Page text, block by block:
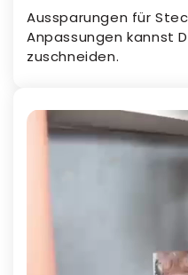
Aussparungen für
Anpassungen kannst
zuschneiden.